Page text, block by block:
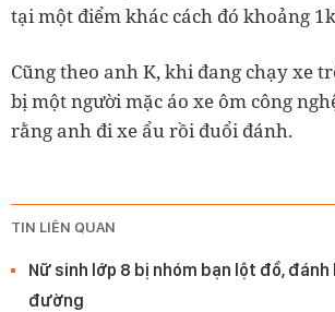
tại một điểm khác cách đó khoảng
Cũng theo anh K, khi đang chạy xe
bị một người mặc áo xe ôm công
rằng anh đi xe ẩu rồi đuổi đánh.
TIN LIÊN QUAN
Nữ sinh lớp 8 bị nhóm bạn lột đồ,
đường